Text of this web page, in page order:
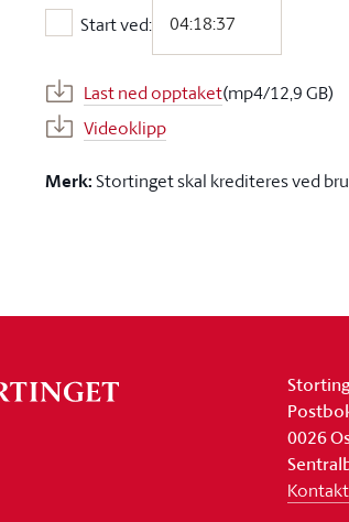
Start ved:
Start ved:
Last ned opptaket(mp4/12,9 GB)
Videoklipp
Merk:Stortinget skal krediteres ved
0026